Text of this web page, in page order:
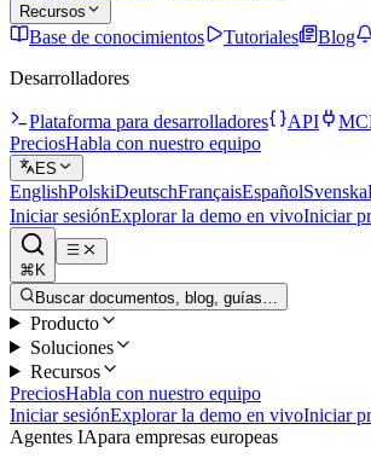
Recursos
Base de conocimientos Tutoriales Blog
Desarrolladores
Plataforma para desarrolladores API
PreciosHabla con nuestro equipo
ES
EnglishPolskiDeutschFrançaisEspañolSvenska
Iniciar sesiónExplorar la demo en vivoIniciar
⌘K
Buscar documentos, blog, guías…
Producto
Soluciones
Recursos
PreciosHabla con nuestro equipo
Iniciar sesiónExplorar la demo en vivoIniciar
Agentes IApara empresas europeas